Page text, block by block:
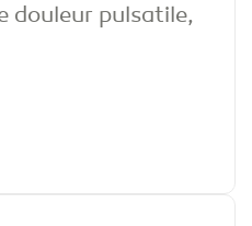
douleur pulsatile,